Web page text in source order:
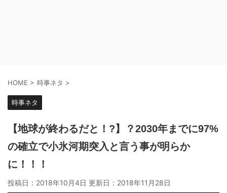
HOME > 時事ネタ >
時事ネタ
【地球が終わるだと！?】？2030年までに97%
の確立で小氷河期突入と言う事が明らか
に！！！
投稿日：2018年10月4日 更新日： 2018年11月28日